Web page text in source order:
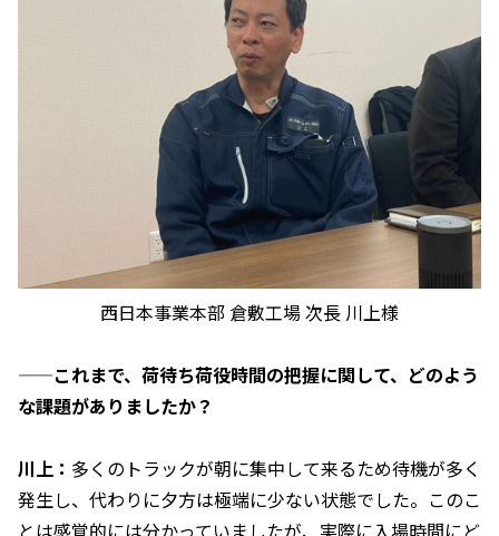
西日本事業本部 倉敷工場 次長 川上様
——これまで、荷待ち荷役時間の把握に関して、どのよう
な課題がありましたか？
川上： 多くのトラックが朝に集中して来るため待機が多く
発生し、代わりに夕方は極端に少ない状態でした。このこ